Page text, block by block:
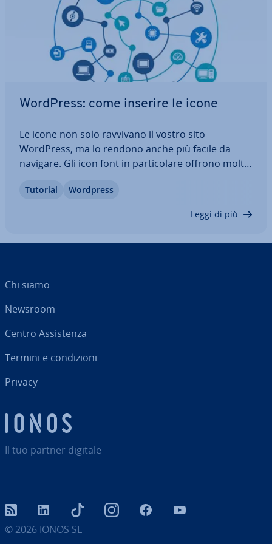
WordPress: come inserire le icone
Le icone non solo ravvivano il vostro sito
WordPress, ma lo rendono anche più facile da
navigare. Gli icon font in par­ti­co­la­re offrono molti
diversi per ogni scopo. Nell’articolo vi spie­ghia­mo
Tutorial Wordpress
Leggi di più
Il tuo partner digitale
Chi siamo
Newsroom
Centro As­si­sten­za
Termini e con­di­zio­ni
Privacy
© 2026 IONOS SE
RSS LinkedIn tiktok InstagramFacebook